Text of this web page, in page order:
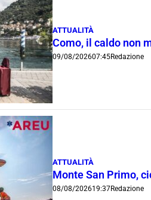
ATTUALITÀ
Como, il caldo non
09/08/202607:45Redazione
ATTUALITÀ
Monte San Primo,
08/08/202619:37Redazione